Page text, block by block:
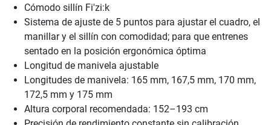
Cómodo sillín Fi'zi:k
Sistema de ajuste de 5 puntos para ajustar el cuadro, el
manillar y el sillín con comodidad; para que entrenes
sentado en la posición ergonómica óptima
Longitud de manivela ajustable
Longitudes de manivela: 165 mm, 167,5 mm, 170 mm,
172,5 mm y 175 mm
Altura corporal recomendada: 152–193 cm